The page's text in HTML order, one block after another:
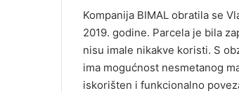
Kompanija BIMAL obratila se
2019. godine. Parcela je bila
nisu imale nikakve koristi. S
ima mogućnost nesmetanog
iskorišten i funkcionalno